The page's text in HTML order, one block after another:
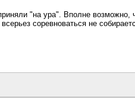
"на ура". Вполне
соревноваться не